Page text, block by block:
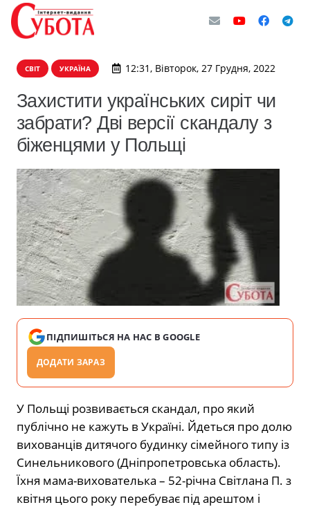
СВІТ УКРАЇНА 12:31, Вівторок, 27 Грудня, 2022
Захистити українських сиріт чи
забрати? Дві версії скандалу з
біженцями у Польщі
ПІДПИШІТЬСЯ НА НАС В GOOGLE
ДОДАТИ ЗАРАЗ
У Польщі розвивається скандал, про який
публічно не кажуть в Україні. Йдеться про долю
вихованців дитячого будинку сімейного типу із
Синельникового (Дніпропетровська область).
Їхня мама-вихователька – 52-річна Світлана П. з
квітня цього року перебуває під арештом і